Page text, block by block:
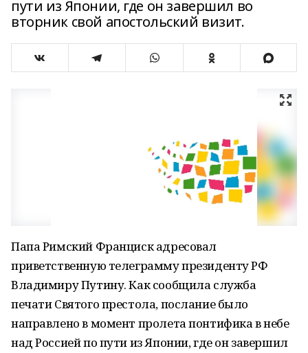
пути из Японии, где он завершил во
вторник свой апостольский визит.
Папа Римский Франциск адресовал
приветственную телеграмму президенту РФ
Владимиру Путину. Как сообщила служба
печати Святого престола, послание было
направлено в момент пролета понтифика в небе
над Россией по пути из Японии, где он завершил